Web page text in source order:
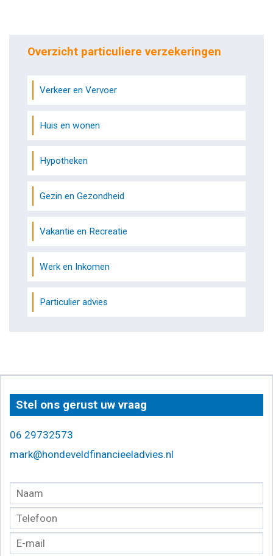
Overzicht particuliere verzekeringen
Verkeer en Vervoer
Huis en wonen
Hypotheken
Gezin en Gezondheid
Vakantie en Recreatie
Werk en Inkomen
Particulier advies
Stel ons gerust uw vraag
06 29732573
mark@hondeveldfinancieeladvies.nl